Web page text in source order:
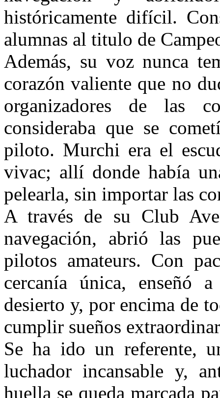
históricamente difícil.
alumnas al titulo de
Además, su voz nunca
corazón valiente que no
organizadores de las
consideraba que se
piloto. Murchi era el
vivac; allí donde había
pelearla, sin importar las
A través de su Club
navegación, abrió las
pilotos amateurs. Con
cercanía única, enseñó
desierto y, por encima de
cumplir sueños
Se ha ido un referente,
luchador incansable y,
huella se queda marcada